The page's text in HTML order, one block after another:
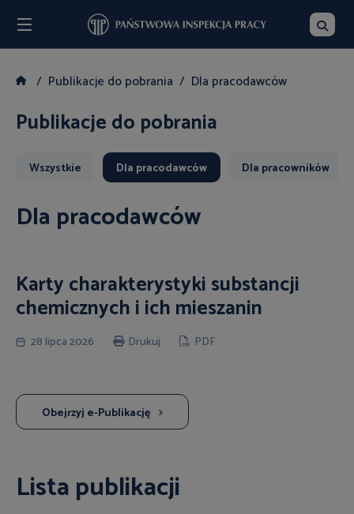
Publikacje do pobrania Dla pracodawców
Publikacje do pobrania
Wszystkie Dla pracodawców Dla pracowników
Dla pracodawców
Karty charakterystyki substancji
chemicznych i ich mieszanin
28 lipca 2026 Drukuj PDF
Obejrzyj e-Publikację
Lista publikacji
Szukaj